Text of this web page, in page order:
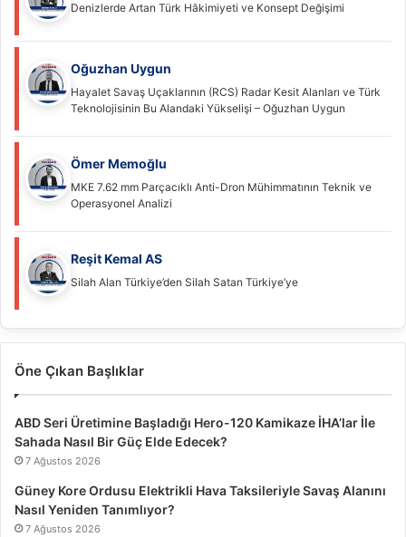
Denizlerde Artan Türk Hâkimiyeti ve Konsept Değişimi
Oğuzhan Uygun
Hayalet Savaş Uçaklarının (RCS) Radar Kesit Alanları ve Türk
Teknolojisinin Bu Alandaki Yükselişi – Oğuzhan Uygun
Ömer Memoğlu
MKE 7.62 mm Parçacıklı Anti-Dron Mühimmatının Teknik ve
Operasyonel Analizi
Reşit Kemal AS
Silah Alan Türkiye’den Silah Satan Türkiye’ye
Öne Çıkan Başlıklar
ABD Seri Üretimine Başladığı Hero-120 Kamikaze İHA’lar İle
Sahada Nasıl Bir Güç Elde Edecek?
7 Ağustos 2026
Güney Kore Ordusu Elektrikli Hava Taksileriyle Savaş Alanını
Nasıl Yeniden Tanımlıyor?
7 Ağustos 2026